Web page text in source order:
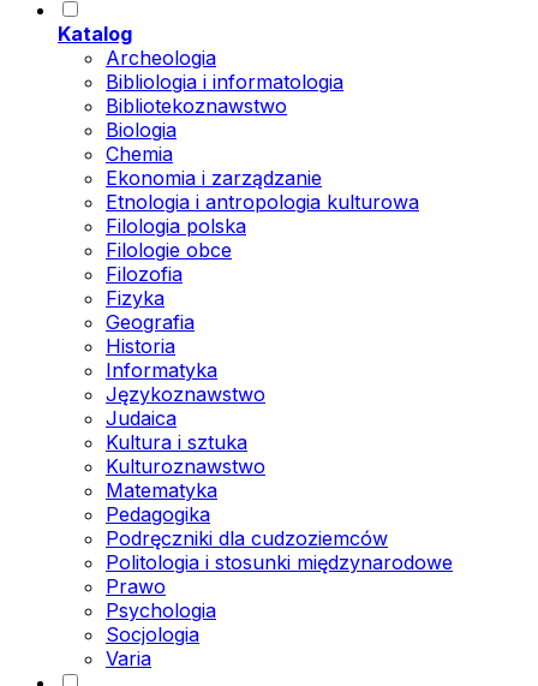
Katalog
Archeologia
Bibliologia i informatologia
Bibliotekoznawstwo
Biologia
Chemia
Ekonomia i zarządzanie
Etnologia i antropologia kulturowa
Filologia polska
Filologie obce
Filozofia
Fizyka
Geografia
Historia
Informatyka
Językoznawstwo
Judaica
Kultura i sztuka
Kulturoznawstwo
Matematyka
Pedagogika
Podręczniki dla cudzoziemców
Politologia i stosunki międzynarodowe
Prawo
Psychologia
Socjologia
Varia